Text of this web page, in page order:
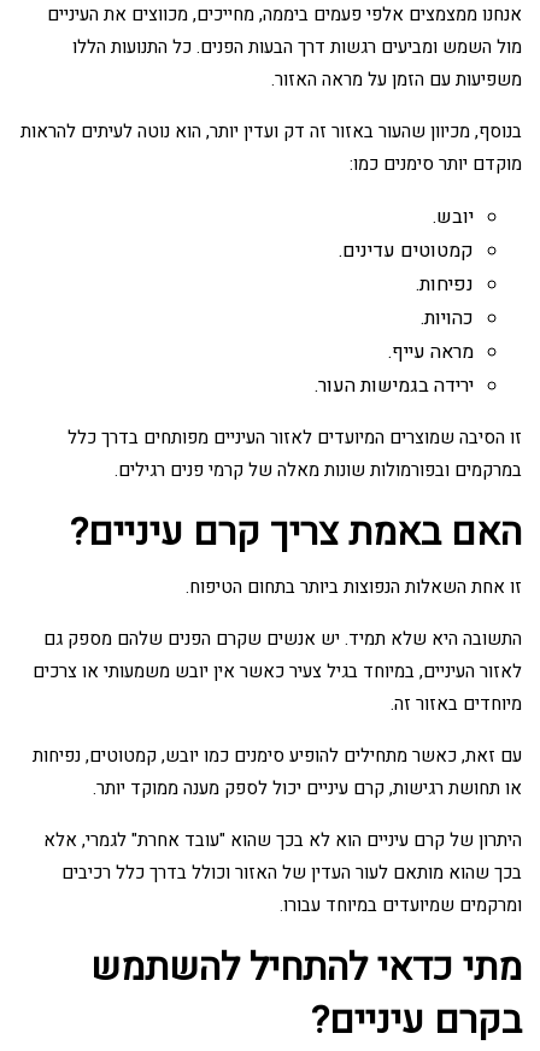
אנחנו ממצמצים אלפי פעמים ביממה, מחייכים, מכווצים את העיניים
מול השמש ומביעים רגשות דרך הבעות הפנים. כל התנועות הללו
משפיעות עם הזמן על מראה האזור.
בנוסף, מכיוון שהעור באזור זה דק ועדין יותר, הוא נוטה לעיתים להראות
מוקדם יותר סימנים כמו:
יובש.
קמטוטים עדינים.
נפיחות.
כהויות.
מראה עייף.
ירידה בגמישות העור.
זו הסיבה שמוצרים המיועדים לאזור העיניים מפותחים בדרך כלל
במרקמים ובפורמולות שונות מאלה של קרמי פנים רגילים.
האם באמת צריך קרם עיניים?
זו אחת השאלות הנפוצות ביותר בתחום הטיפוח.
התשובה היא שלא תמיד. יש אנשים שקרם הפנים שלהם מספק גם
לאזור העיניים, במיוחד בגיל צעיר כאשר אין יובש משמעותי או צרכים
מיוחדים באזור זה.
עם זאת, כאשר מתחילים להופיע סימנים כמו יובש, קמטוטים, נפיחות
או תחושת רגישות, קרם עיניים יכול לספק מענה ממוקד יותר.
היתרון של קרם עיניים הוא לא בכך שהוא "עובד אחרת" לגמרי, אלא
בכך שהוא מותאם לעור העדין של האזור וכולל בדרך כלל רכיבים
ומרקמים שמיועדים במיוחד עבורו.
מתי כדאי להתחיל להשתמש
בקרם עיניים?